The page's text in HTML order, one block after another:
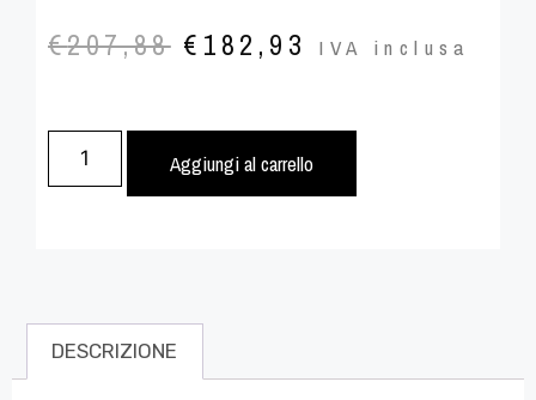
€207,88 € 182,93 IVA inclusa
Aggiungi al carrello
DESCRIZIONE